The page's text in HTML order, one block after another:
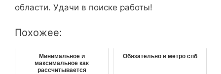
области. Удачи в поиске работы!
Похожее:
Минимальное и
максимальное как
рассчитывается
Обязательно в метро спб